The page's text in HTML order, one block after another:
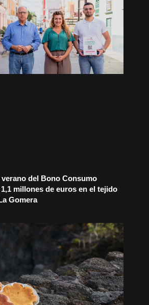
verano del Bono Consumo
millones de euros en el tejido
Gomera